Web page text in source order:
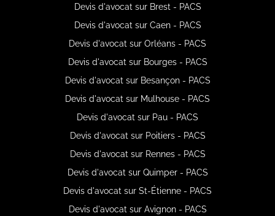
Devis d'avocat sur Brest - PACS
Devis d'avocat sur Caen - PACS
Devis d'avocat sur Orléans - PACS
Devis d'avocat sur Bourges - PACS
Devis d'avocat sur Besançon - PACS
Devis d'avocat sur Mulhouse - PACS
Devis d'avocat sur Pau - PACS
Devis d'avocat sur Poitiers - PACS
Devis d'avocat sur Rennes - PACS
Devis d'avocat sur Quimper - PACS
Devis d'avocat sur St-Étienne - PACS
Devis d'avocat sur Avignon - PACS